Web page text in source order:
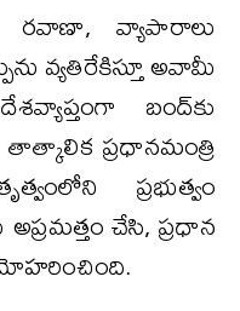
వ్యాపారాలు
వ్యతిరేకిస్తూ అవామీ
బంద్‌కు
ప్రధానమంత్రి
ప్రభుత్వం
చేసి, ప్రధాన